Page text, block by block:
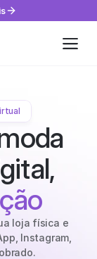
conta
loja física e
Instagram,